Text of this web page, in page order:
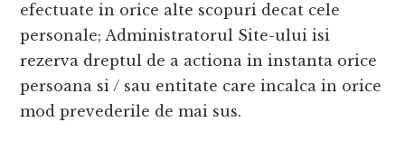
efectuate in orice alte scopuri decat cele
personale; Administratorul Site-ului isi
rezerva dreptul de a actiona in instanta orice
persoana si / sau entitate care incalca in orice
mod prevederile de mai sus.